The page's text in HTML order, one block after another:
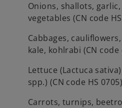
Onions, shallots,
vegetables (CN code
Cabbages,
kale, kohlrabi (CN code
Lettuce (Lactuca
spp.) (CN code HS 0705)
Carrots, turnips,